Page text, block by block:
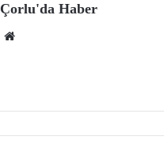
Çorlu'da Haber